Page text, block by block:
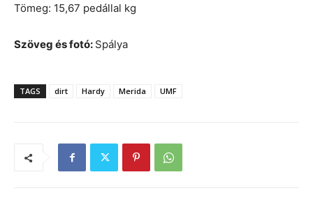
Tömeg: 15,67 pedállal kg
Szöveg és fotó: Spálya
TAGS dirt Hardy Merida UMF